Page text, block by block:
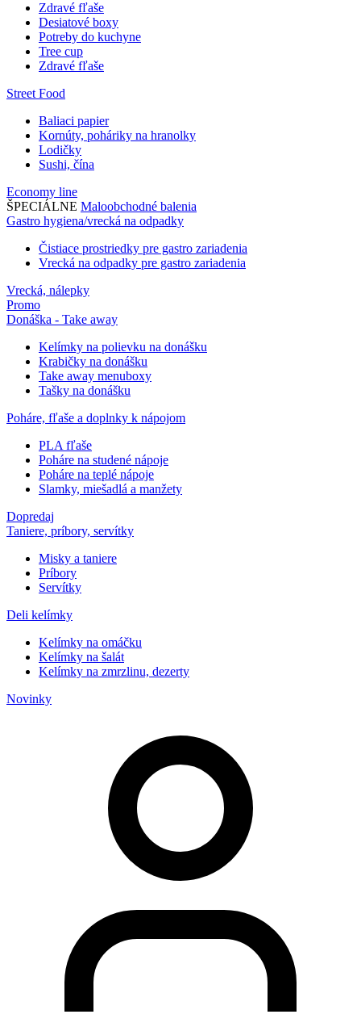
Zdravé fľaše
Desiatové boxy
Potreby do kuchyne
Tree cup
Zdravé fľaše
Street Food
Baliaci papier
Kornúty, poháriky na hranolky
Lodičky
Sushi, čína
Economy line
ŠPECIÁLNE Maloobchodné balenia
Gastro hygiena/vrecká na odpadky
Čistiace prostriedky pre gastro zariadenia
Vrecká na odpadky pre gastro zariadenia
Vrecká, nálepky
Promo
Donáška - Take away
Kelímky na polievku na donášku
Krabičky na donášku
Take away menuboxy
Tašky na donášku
Poháre, fľaše a doplnky k nápojom
PLA fľaše
Poháre na studené nápoje
Poháre na teplé nápoje
Slamky, miešadlá a manžety
Dopredaj
Taniere, príbory, servítky
Misky a taniere
Príbory
Servítky
Deli kelímky
Kelímky na omáčku
Kelímky na šalát
Kelímky na zmrzlinu, dezerty
Novinky